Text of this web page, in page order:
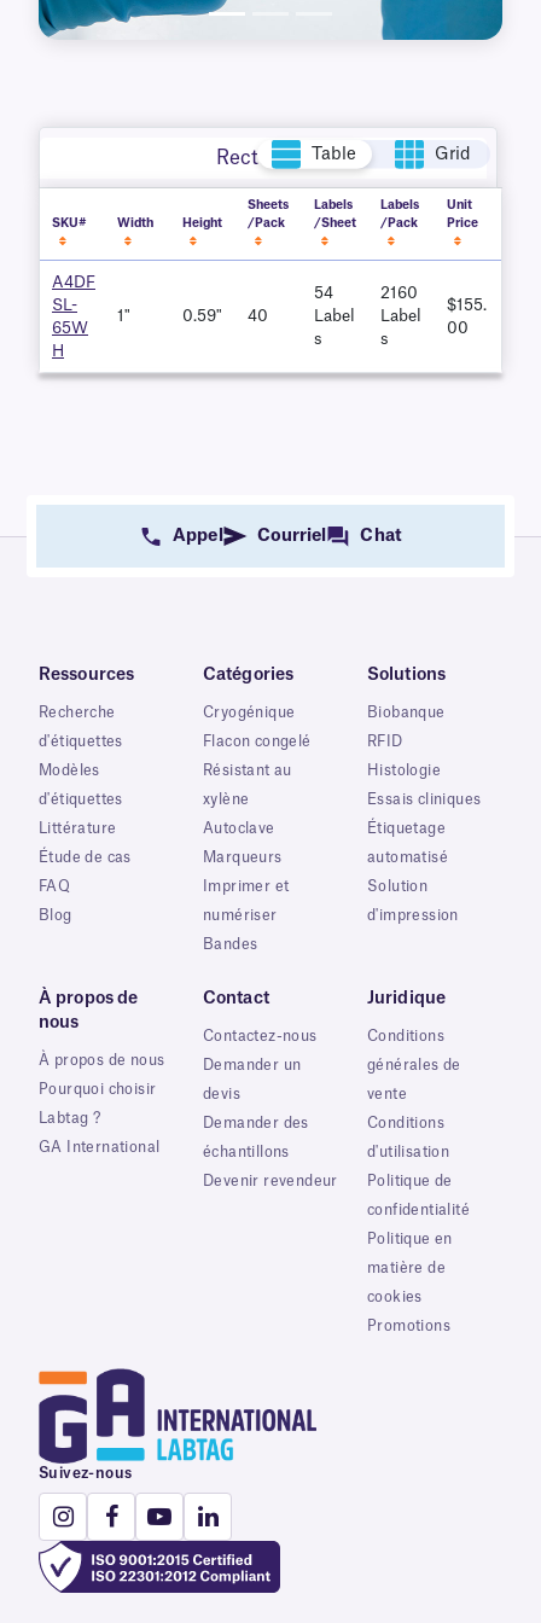
Rectangle Table Grid
SKU# Width Height
Sheets
/Pack
Labels
/Sheet
Labels
/Pack
Unit
Price
A4DF
SL-
65W
H
1" 0.59" 40
54
Label
S
2160
Label
S
$155.
00
Appel Courriel Chat
Ressources
Recherche
d'étiquettes
Modèles
d'étiquettes
Littérature
Étude de cas
FAQ
Blog
Catégories
Cryogénique
Flacon congelé
Résistant au
xylène
Autoclave
Marqueurs
Imprimer et
numériser
Bandes
Solutions
Biobanque
RFID
Histologie
Essais cliniques
Étiquetage
automatisé
Solution
d'impression
À propos de
nous
À propos de nous
Pourquoi choisir
Labtag ?
GA International
Contact
Contactez-nous
Demander un
devis
Demander des
échantillons
Devenir revendeur
Juridique
Conditions
générales de
vente
Conditions
d'utilisation
Politique de
confidentialité
Politique en
matière de
cookies
Promotions
Suivez-nous